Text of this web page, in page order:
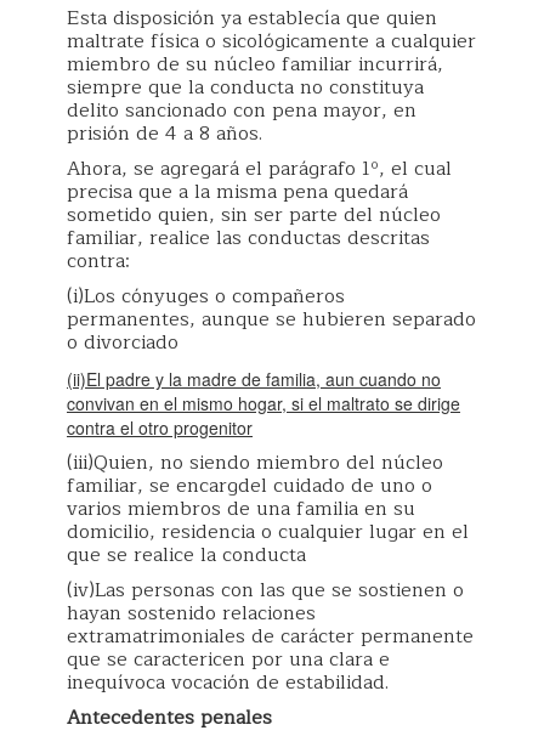
Esta disposición ya establecía que quien
maltrate física o sicológicamente a cualquier
miembro de su núcleo familiar incurrirá,
siempre que la conducta no constituya
delito sancionado con pena mayor, en
prisión de 4 a 8 años.
Ahora, se agregará el parágrafo 1º, el cual
precisa que a la misma pena quedará
sometido quien, sin ser parte del núcleo
familiar, realice las conductas descritas
contra:
(i)Los cónyuges o compañeros
permanentes, aunque se hubieren separado
o divorciado
(ii)El padre y la madre de familia, aun cuando no
convivan en el mismo hogar, si el maltrato se dirige
contra el otro progenitor
(iii)Quien, no siendo miembro del núcleo
familiar, se encargdel cuidado de uno o
varios miembros de una familia en su
domicilio, residencia o cualquier lugar en el
que se realice la conducta
(iv)Las personas con las que se sostienen o
hayan sostenido relaciones
extramatrimoniales de carácter permanente
que se caractericen por una clara e
inequívoca vocación de estabilidad.
Antecedentes penales